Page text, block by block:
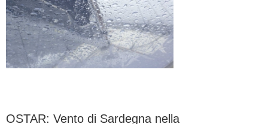
per
credere
al
sogno.
OSTAR: Vento di Sardegna nella